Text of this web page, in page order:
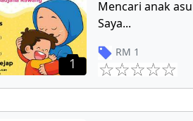
1
Mencari anak
Saya...
RM 1